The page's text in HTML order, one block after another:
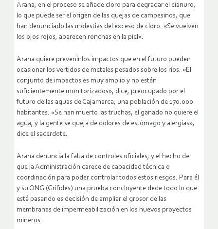
Arana, en el proceso se añade cloro para degradar el cianuro,
lo que puede ser el origen de las quejas de campesinos, que
han denunciado las molestias del exceso de cloro. «Se vuelven
los ojos rojos, aparecen ronchas en la piel».
Arana quiere prevenir los impactos que en el futuro pueden
ocasionar los vertidos de metales pesados sobre los ríos. «El
conjunto de impactos es muy amplio y no están
suficientemente monitorizados», dice, preocupado por el
futuro de las aguas de Cajamarca, una población de 170.000
habitantes. «Se han muerto las truchas, el ganado no quiere el
agua, y la gente se queja de dolores de estómago y alergias»,
dice el sacerdote.
Arana denuncia la falta de controles oficiales, y el hecho de
que la Administración carece de capacidad técnica o
coordinación para poder controlar todos estos riesgos. Para él
y su ONG (Grifides) una prueba concluyente dede todo lo que
está pasando es decisión de ampliar el grosor de las
membranas de impermeabilización en los nuevos proyectos
mineros.